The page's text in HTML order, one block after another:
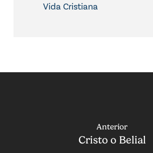
Vida Cristiana
Anterior
Cristo o Belial